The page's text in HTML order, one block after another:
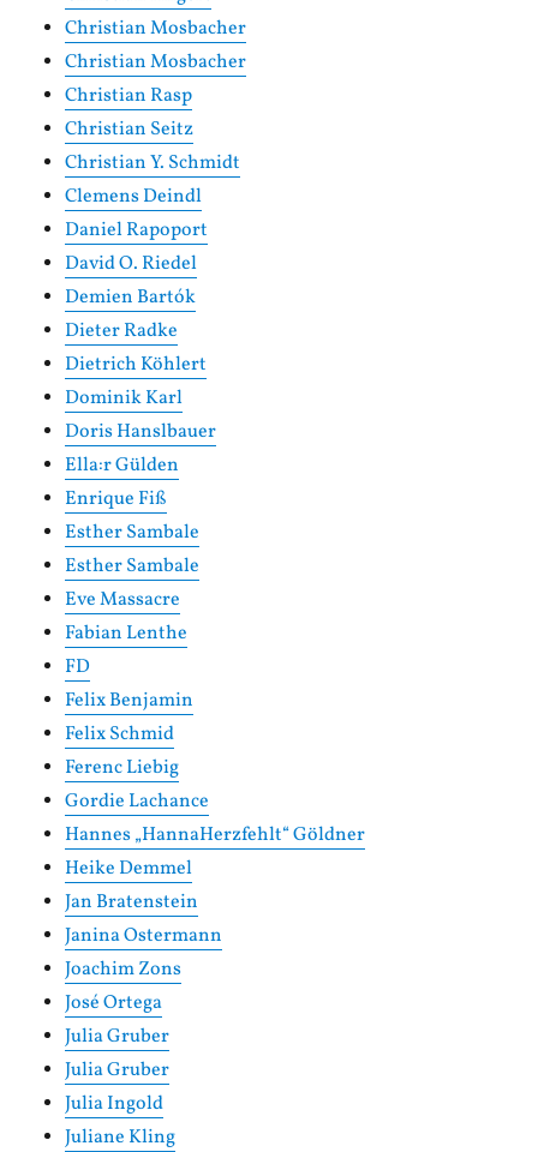
Christian Mosbacher
Christian Mosbacher
Christian Rasp
Christian Seitz
Christian Y. Schmidt
Clemens Deindl
Daniel Rapoport
David O. Riedel
Demien Bartók
Dieter Radke
Dietrich Köhlert
Dominik Karl
Doris Hanslbauer
Ella:r Gülden
Enrique Fiß
Esther Sambale
Esther Sambale
Eve Massacre
Fabian Lenthe
FD
Felix Benjamin
Felix Schmid
Ferenc Liebig
Gordie Lachance
Hannes „HannaHerzfehlt“ Göldner
Heike Demmel
Jan Bratenstein
Janina Ostermann
Joachim Zons
José Ortega
Julia Gruber
Julia Gruber
Julia Ingold
Juliane Kling